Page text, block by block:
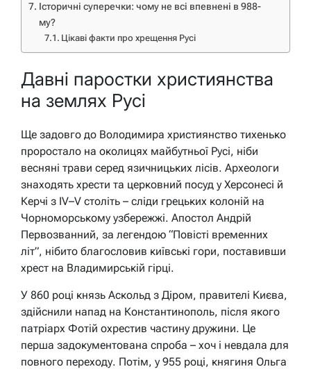
Історичні суперечки: чому не всі впевнені в 988-
му?
Цікаві факти про хрещення Русі
Давні паростки християнства
на землях Русі
Ще задовго до Володимира християнство тихенько
проростало на околицях майбутньої Русі, ніби
весняні трави серед язичницьких лісів. Археологи
знаходять хрести та церковний посуд у Херсонесі й
Керчі з IV–V століть – сліди грецьких колоній на
Чорноморському узбережжі. Апостол Андрій
Первозванний, за легендою “Повісті временних
літ”, нібито благословив київські гори, поставивши
хрест на Владимирській гірці.
У 860 році князь Аскольд з Діром, правителі Києва,
здійснили напад на Константинополь, після якого
патріарх Фотій охрестив частину дружини. Це
перша задокументована спроба – хоч і невдала для
повного переходу. Потім, у 955 році, княгиня Ольга